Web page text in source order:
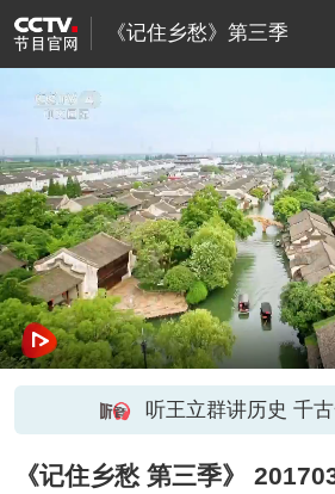
《记住乡愁》第三季
听王立群讲历史 千
《记住乡愁 第三季》 20170321 第